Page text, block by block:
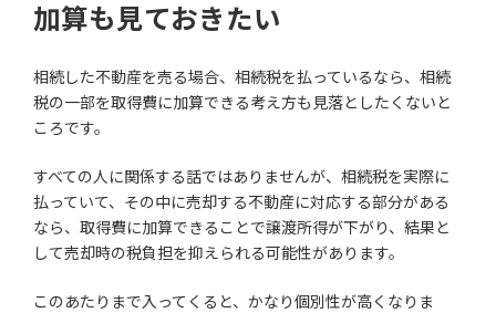
加算も見ておきたい
相続した不動産を売る場合、相続税を払っているなら、相続
税の一部を取得費に加算できる考え方も見落としたくないと
ころです。
すべての人に関係する話ではありませんが、相続税を実際に
払っていて、その中に売却する不動産に対応する部分がある
なら、取得費に加算できることで譲渡所得が下がり、結果と
して売却時の税負担を抑えられる可能性があります。
このあたりまで入ってくると、かなり個別性が高くなりま